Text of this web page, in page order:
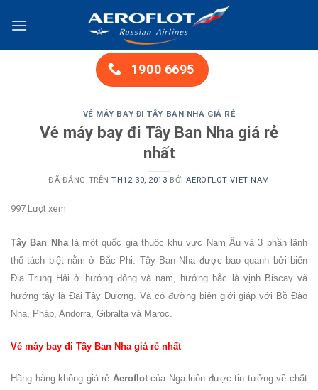
đến
1900 6695
VÉ MÁY BAY ĐI TÂY BAN NHA GIÁ RẺ
Vé máy bay đi Tây Ban Nha giá rẻ
nhất
ĐÃ ĐĂNG TRÊNTH12 30, 2013 BỞIAEROFLOT VIET NAM
997 Lượt xem
Tây Ban Nhalà một quốc gia thuộc khu vực Nam Âu và 3 phần lãnh
thổ tách biệt nằm ở Bắc Phi. Tây Ban Nha được bao quanh bởi biển
Địa Trung Hải ở hướng đông và nam, hướng bắc là vịnh Biscay và
hướng tây là Đại Tây Dương. Và có đường biên giới giáp với Bồ Đào
Nha, Pháp, Andorra, Gibralta và Maroc.
Vé máy bay đi Tây Ban Nha giá rẻ nhất
Hãng hàng không giá rẻ Aeroflotcủa Nga luôn được tin tưởng về chất